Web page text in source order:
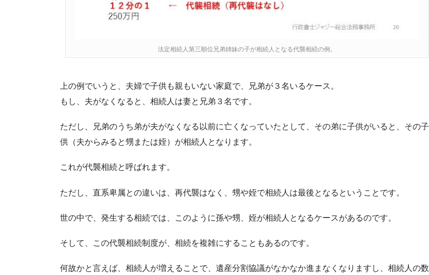
法定相続人第三順位兄弟姉妹の子が相続人となる代襲相続の例。
上の例でいうと、夫婦で子供も親もいない家庭で、兄弟が３名いるケース。
もし、夫がなくなると、相続人は妻と兄弟３名です。
ただし、兄弟のうち弟が夫がなくなる以前に亡くなっていたとして、その弟に子供がいると、その子
供（夫からみると甥または姪）が相続人となります。
これが代襲相続と呼ばれます。
ただし、直系卑属との違いは、再代襲はなく、甥や姪で相続人は最後となるということです。
世の中で、発生する相続では、このように孫や甥、姪が相続人となるケースがあるのです。
そして、この代襲相続制度が、相続を複雑にすることもあるのです。
何故かと言えば、相続人が増えることで、遺産分割協議がなかなか進まなくなりますし、相続人の数